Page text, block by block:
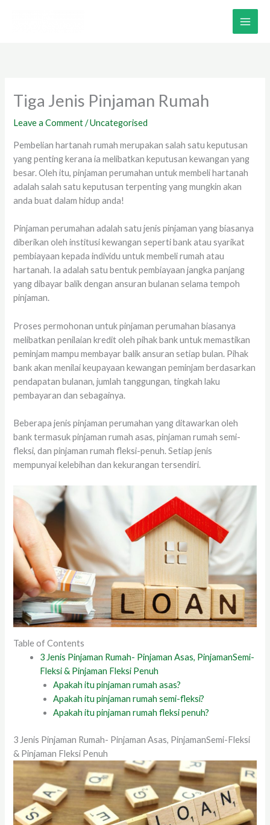
Tiga Jenis Pinjaman Rumah
Leave a Comment /Uncategorised
Pembelian hartanah rumah merupakan salah satu keputusan
yang penting kerana ia melibatkan keputusan kewangan yang
besar. Oleh itu, pinjaman perumahan untuk membeli hartanah
adalah salah satu keputusan terpenting yang mungkin akan
anda buat dalam hidup anda!
Pinjaman perumahan adalah satu jenis pinjaman yang biasanya
diberikan oleh institusi kewangan seperti bank atau syarikat
pembiayaan kepada individu untuk membeli rumah atau
hartanah. Ia adalah satu bentuk pembiayaan jangka panjang
yang dibayar balik dengan ansuran bulanan selama tempoh
pinjaman.
Proses permohonan untuk pinjaman perumahan biasanya
melibatkan penilaian kredit oleh pihak bank untuk memastikan
peminjam mampu membayar balik ansuran setiap bulan. Pihak
bank akan menilai keupayaan kewangan peminjam berdasarkan
pendapatan bulanan, jumlah tanggungan, tingkah laku
pembayaran dan sebagainya.
Beberapa jenis pinjaman perumahan yang ditawarkan oleh
bank termasuk pinjaman rumah asas, pinjaman rumah semi-
fleksi, dan pinjaman rumah fleksi-penuh. Setiap jenis
mempunyai kelebihan dan kekurangan tersendiri.
Table of Contents
3 Jenis Pinjaman Rumah- Pinjaman Asas, PinjamanSemi-
Fleksi & Pinjaman Fleksi Penuh
Apakah itu pinjaman rumah asas?
Apakah itu pinjaman rumah semi-fleksi?
Apakah itu pinjaman rumah fleksi penuh?
3 Jenis Pinjaman Rumah- Pinjaman Asas, PinjamanSemi-Fleksi
& Pinjaman Fleksi Penuh